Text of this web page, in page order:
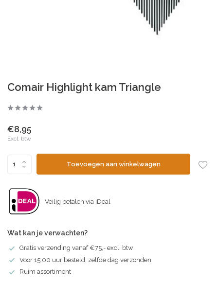
Comair Highlight kam Triangle
€8,95
Excl. btw
Toevoegen aan winkelwagen
Veilig betalen via iDeal
Wat kan je verwachten?
Gratis verzending vanaf €75,- excl. btw
Voor 15:00 uur besteld, zelfde dag verzonden
Ruim assortiment